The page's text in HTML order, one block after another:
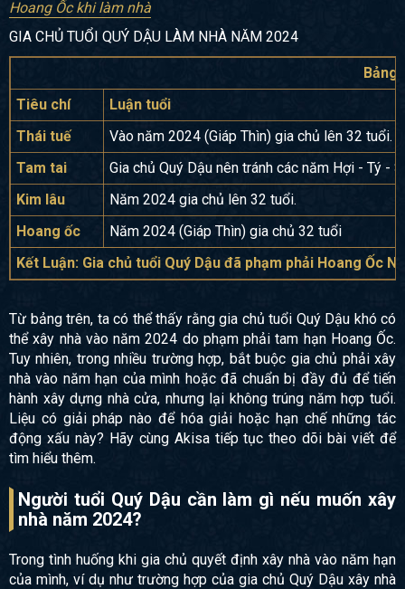
Hoang Ốc khi làm nhà
GIA CHỦ TUỔI QUÝ DẬU LÀM NHÀ NĂM 2024
Bảng
Tiêu chí
Luận tuổi
Thái tuế
Vào năm 2024 (Giáp Thìn) gia chủ lên 32 tuổi.
Tam tai
Gia chủ Quý Dậu nên tránh các năm Hợi - Tý -
Kim lâu
Năm 2024 gia chủ lên 32 tuổi.
Hoang ốc
Năm 2024 (Giáp Thìn) gia chủ 32 tuổi
Kết Luận: Gia chủ tuổi Quý Dậu đã phạm phải Hoang Ốc
Từ bảng trên, ta có thể thấy rằng gia chủ tuổi Quý Dậu khó có
thể xây nhà vào năm 2024 do phạm phải tam hạn Hoang Ốc.
Tuy nhiên, trong nhiều trường hợp, bắt buộc gia chủ phải xây
nhà vào năm hạn của mình hoặc đã chuẩn bị đầy đủ để tiến
hành xây dựng nhà cửa, nhưng lại không trúng năm hợp tuổi.
Liệu có giải pháp nào để hóa giải hoặc hạn chế những tác
động xấu này? Hãy cùng Akisa tiếp tục theo dõi bài viết để
tìm hiểu thêm.
Người tuổi Quý Dậu cần làm gì nếu muốn xây
nhà năm 2024?
Trong tình huống khi gia chủ quyết định xây nhà vào năm hạn
của mình, ví dụ như trường hợp của gia chủ Quý Dậu xây nhà